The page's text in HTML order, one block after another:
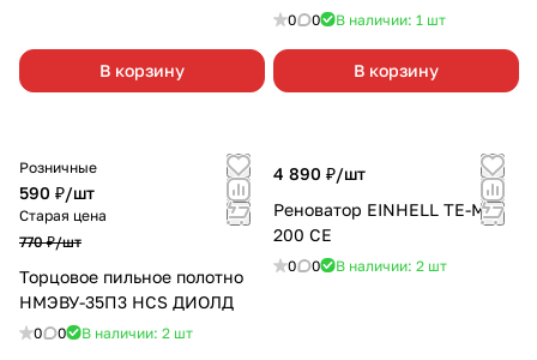
В корзину
0 0 В наличии: 1 шт
В корзину
Розничные
590 ₽/шт
Старая цена
770 ₽/шт
Торцовое пильное полотно
НМЭВУ-35П3 HCS ДИОЛД
0 0 В наличии: 2 шт
4 890 ₽/шт
Реноватор EINHELL TE-MG
200 CE
0 0 В наличии: 2 шт